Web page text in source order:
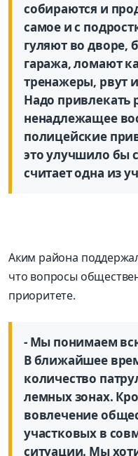
собираются и
самое и с
гуляют во дворе,
гаража, ломают
тренажеры, рвут
Надо привлекать
ненадлежащее
полицейские
это улучшило бы
считает одна из
Аким района
что воп­росы
приоритете.
- Мы понимаем
В ближайшее
количество
лемных зонах.
вовлечение
участковых в
ситуации. Мы